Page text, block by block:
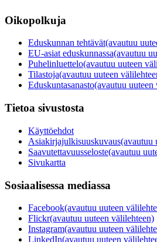
Oikopolkuja
Eduskunnan tehtävät(avautuu
EU-asiat eduskunnassa(avautuu
Puhelinluettelo(avautuu uuteen
Tilastoja(avautuu uuteen
Eduskuntasanasto(avautuu uuteen
Tietoa sivustosta
Käyttöehdot
Asiakirjajulkisuuskuvaus(avautuu
Saavutettavuusseloste(avautuu
Sivukartta
Sosiaalisessa mediassa
Facebook(avautuu uuteen
Flickr(avautuu uuteen välilehteen)
Instagram(avautuu uuteen
LinkedIn(avautuu uuteen